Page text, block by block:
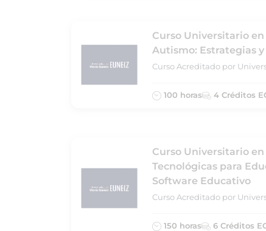
Curso Universitario
Autismo: Estrategias
Curso Acreditado por
100 horas 4 Créditos
Curso Universitario
Tecnológicas para
Software Educativo
Curso Acreditado por
150 horas 6 Créditos